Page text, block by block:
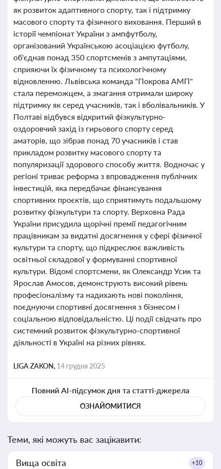
як розвиток адаптивного спорту, так і підтримку
масового спорту та фізичного виховання. Перший в
історії чемпіонат України з ампфутболу,
організований Українською асоціацією футболу,
об'єднав понад 350 спортсменів з ампутаціями,
сприяючи їх фізичному та психологічному
відновленню. Львівська команда "Покрова АМП"
стала переможцем, а змагання отримали широку
підтримку як серед учасників, так і вболівальників. У
Полтаві відбувся відкритий фізкультурно-
оздоровчий захід із гирьового спорту серед
аматорів, що зібрав понад 70 учасників і став
прикладом розвитку масового спорту та
популяризації здорового способу життя. Водночас у
регіоні триває реформа з впровадження публічних
інвестицій, яка передбачає фінансування
спортивних проєктів, що сприятимуть подальшому
розвитку фізкультури та спорту. Верховна Рада
України присудила щорічні премії педагогічним
працівникам за видатні досягнення у сфері фізичної
культури та спорту, що підкреслює важливість
освітньої складової у формуванні спортивної
культури. Відомі спортсмени, як Олександр Усик та
Ярослав Амосов, демонструють високий рівень
професіоналізму та надихають нові покоління,
поєднуючи спортивні досягнення з бізнесом і
соціальною відповідальністю. Ці події свідчать про
системний розвиток фізкультурно-спортивної
діяльності в Україні на різних рівнях.
LIGA ZAKON, 14 грудня 2025
Повний AI-підсумок дня та статті-джерела
ОЗНАЙОМИТИСЯ
Теми, які можуть вас зацікавити:
Вища освіта +10